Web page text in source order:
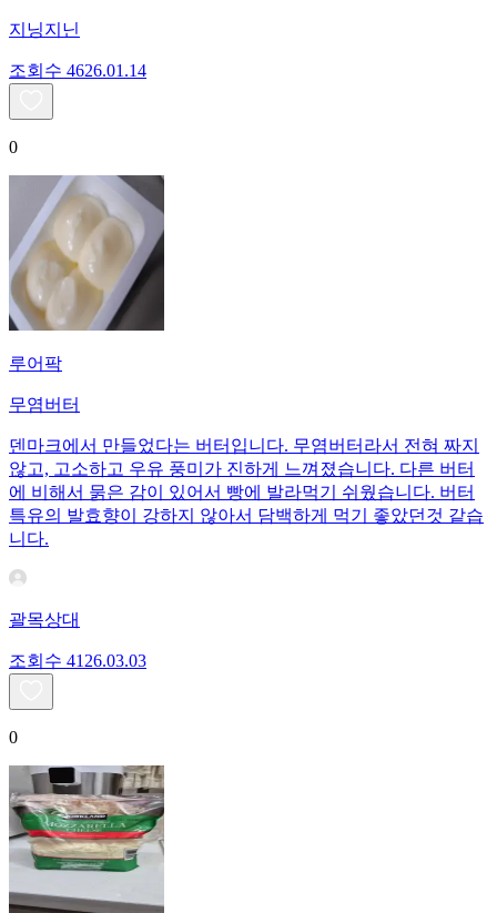
지닝지닌
조회수 4626.01.14
0
루어팍
무염버터
덴마크에서 만들었다는 버터입니다. 무염버터라서 전혀 짜지
않고, 고소하고 우유 풍미가 진하게 느껴졌습니다. 다른 버터
에 비해서 묽은 감이 있어서 빵에 발라먹기 쉬웠습니다. 버터
특유의 발효향이 강하지 않아서 담백하게 먹기 좋았던것 같습
니다.
괄목상대
조회수 41 26.03.03
0